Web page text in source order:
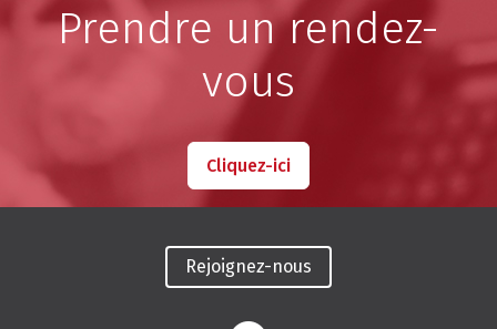
Prendre un rendez-
vous
Cliquez-ici
Rejoignez-nous